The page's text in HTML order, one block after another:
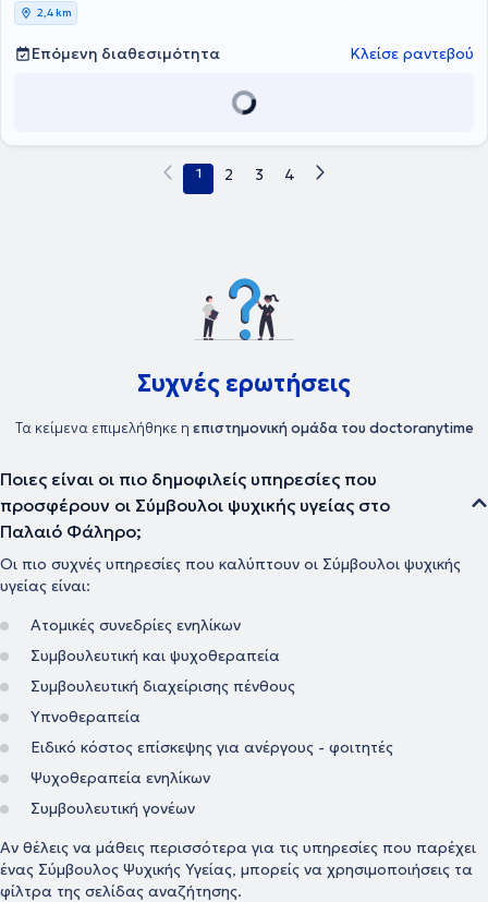
ενήλικες. Στο παρελθόν εργάστηκε για πολλά έτη σε προγράμματα
πρώιμης παρέμβασης για παιδιά με ΔΑΦ και μαθησιακές
δυσκολίες. Συντόνισε ομάδες ψυχοεκπαίδευσης και προ-
επαγγελματικής κατάρτισης ενηλίκων ΑΜΕΑ, καθώς και ομάδες
συμβουλευτικής και ψυχο-εκπαίδευσης γονέων.
2,4 km
Επόμενη διαθεσιμότητα Κλείσε ραντεβού
1 2 3 4
Συχνές ερωτήσεις
Τα κείμενα επιμελήθηκε η επιστημονική ομάδα του doctoranytime
Ποιες είναι οι πιο δημοφιλείς υπηρεσίες που
προσφέρουν οι Σύμβουλοι ψυχικής υγείας στο
Παλαιό Φάληρο;
Οι πιο συχνές υπηρεσίες που καλύπτουν οι Σύμβουλοι ψυχικής
υγείας είναι:
Ατομικές συνεδρίες ενηλίκων
Συμβουλευτική και ψυχοθεραπεία
Συμβουλευτική διαχείρισης πένθους
Υπνοθεραπεία
Ειδικό κόστος επίσκεψης για ανέργους - φοιτητές
Ψυχοθεραπεία ενηλίκων
Συμβουλευτική γονέων
Αν θέλεις να μάθεις περισσότερα για τις υπηρεσίες που παρέχει
ένας Σύμβουλος Ψυχικής Υγείας, μπορείς να χρησιμοποιήσεις τα
φίλτρα της σελίδας αναζήτησης.